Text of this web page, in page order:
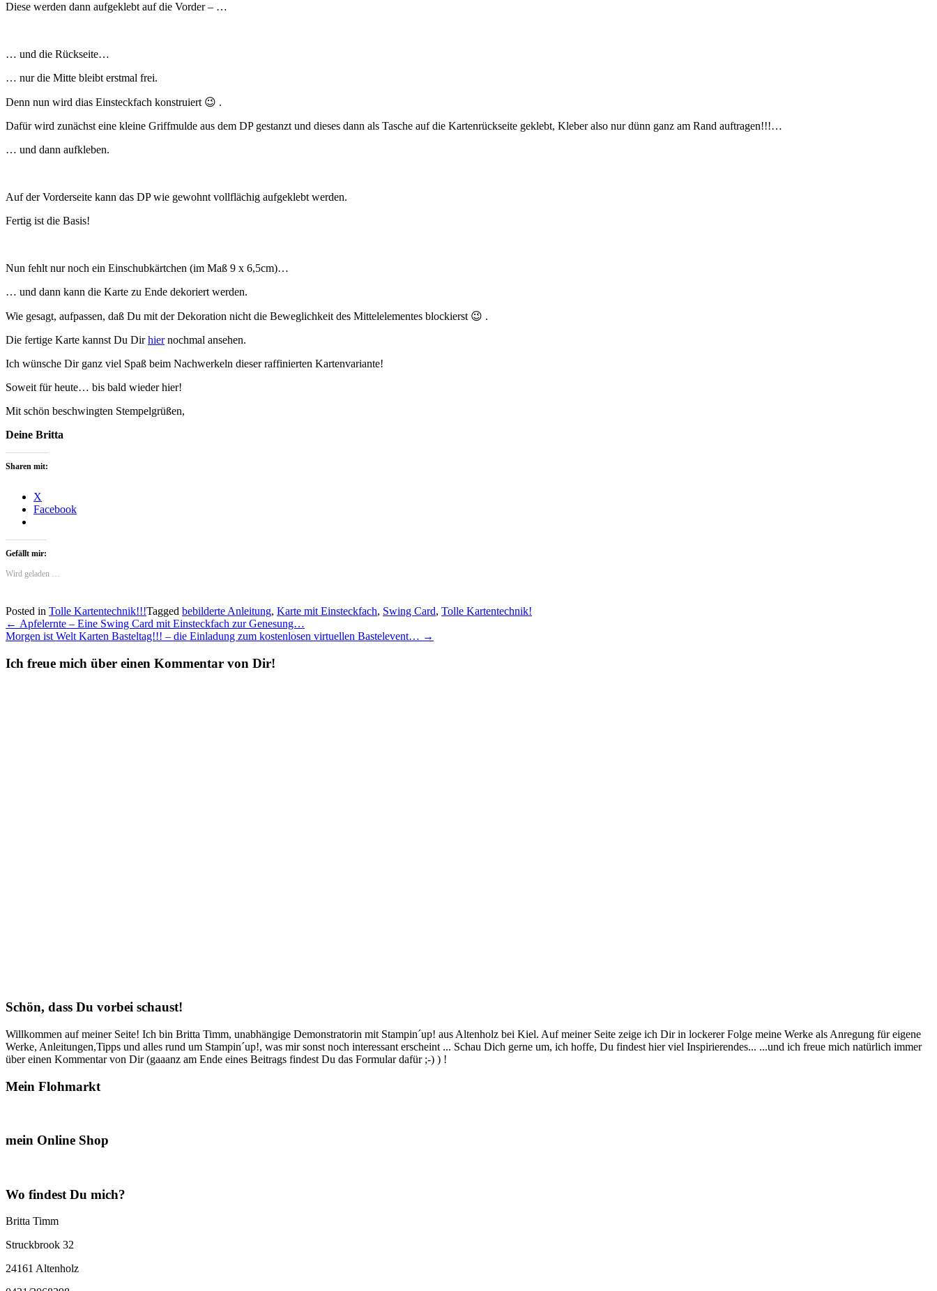
Diese werden dann aufgeklebt auf die Vorder – …
… und die Rückseite…
… nur die Mitte bleibt erstmal frei.
Denn nun wird dias Einsteckfach konstruiert 😉 .
Dafür wird zunächst eine kleine Griffmulde aus dem DP gestanzt und dieses dann als Tasche auf die Kartenrückseite geklebt, Kleber also nur dünn ganz am Rand auftragen!!!…
… und dann aufkleben.
Auf der Vorderseite kann das DP wie gewohnt vollflächig aufgeklebt werden.
Fertig ist die Basis!
Nun fehlt nur noch ein Einschubkärtchen (im Maß 9 x 6,5cm)…
… und dann kann die Karte zu Ende dekoriert werden.
Wie gesagt, aufpassen, daß Du mit der Dekoration nicht die Beweglichkeit des Mittelelementes blockierst 😉 .
Die fertige Karte kannst Du Dirhiernochmal ansehen.
Ich wünsche Dir ganz viel Spaß beim Nachwerkeln dieser raffinierten Kartenvariante!
Soweit für heute… bis bald wieder hier!
Mit schön beschwingten Stempelgrüßen,
Deine Britta
Sharen mit:
X
Facebook
Gefällt mir:
Wird geladen …
Posted in Tolle Kartentechnik!!!Tagged bebilderte Anleitung, Karte mit Einsteckfach, Swing Card, Tolle Kartentechnik!
Post
navigation
← Apfelernte – Eine Swing Card mit Einsteckfach zur Genesung…
Morgen ist Welt Karten Basteltag!!! – die Einladung zum kostenlosen virtuellen Bastelevent… →
Ich freue mich über einen Kommentar von Dir!
Schön, dass Du vorbei schaust!
Willkommen auf meiner Seite! Ich bin Britta Timm, unabhängige Demonstratorin mit Stampin´up! aus Altenholz bei Kiel. Auf meiner Seite zeige ich Dir in lockerer Folge meine Werke als Anregung für eigene
Werke, Anleitungen,Tipps und alles rund um Stampin´up!, was mir sonst noch interessant erscheint ... Schau Dich gerne um, ich hoffe, Du findest hier viel Inspirierendes... ...und ich freue mich natürlich immer
über einen Kommentar von Dir (gaaanz am Ende eines Beitrags findest Du das Formular dafür ;-) ) !
Mein Flohmarkt
mein Online Shop
Wo findest Du mich?
Britta Timm
Struckbrook 32
24161 Altenholz